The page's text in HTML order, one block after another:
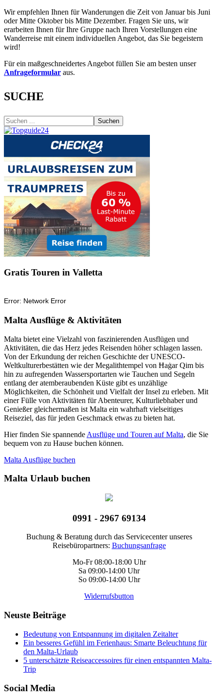
Wir empfehlen Ihnen für Wanderungen die Zeit von Januar bis Juni
oder Mitte Oktober bis Mitte Dezember. Fragen Sie uns, wir
erarbeiten Ihnen für Ihre Gruppe nach Ihren Vorstellungen eine
Wanderreise mit einem individuellen Angebot, das Sie begeistern
wird!
Für ein maßgeschneidertes Angebot füllen Sie am besten unser
Anfrageformular aus.
SUCHE
Suchen
Gratis Touren in Valletta
Malta Ausflüge & Aktivitäten
Malta bietet eine Vielzahl von faszinierenden Ausflügen und
Aktivitäten, die das Herz jedes Reisenden höher schlagen lassen.
Von der Erkundung der reichen Geschichte der UNESCO-
Weltkulturerbestätten wie der Megalithtempel von Ħaġar Qim bis
hin zu aufregenden Wassersportarten wie Tauchen und Segeln
entlang der atemberaubenden Küste gibt es unzählige
Möglichkeiten, die Schönheit und Vielfalt der Insel zu erleben. Mit
einer Fülle von Aktivitäten für Abenteurer, Kulturliebhaber und
Genießer gleichermaßen ist Malta ein wahrhaft vielseitiges
Reiseziel, das für jeden Geschmack etwas zu bieten hat.
Hier finden Sie spannende Ausflüge und Touren auf Malta, die Sie
bequem von zu Hause buchen können.
Malta Ausflüge buchen
Malta Urlaub buchen
0991 - 2967 69134
Buchung & Beratung durch das Servicecenter unseres
Reisebüropartners: Buchungsanfrage
Mo-Fr 08:00-18:00 Uhr
Sa 09:00-14:00 Uhr
So 09:00-14:00 Uhr
Widerrufsbutton
Neuste Beiträge
Bedeutung von Entspannung im digitalen Zeitalter
Ein besseres Gefühl im Ferienhaus: Smarte Beleuchtung für
den Malta-Urlaub
5 unterschätzte Reiseaccessoires für einen entspannten Malta-
Trip
Social Media